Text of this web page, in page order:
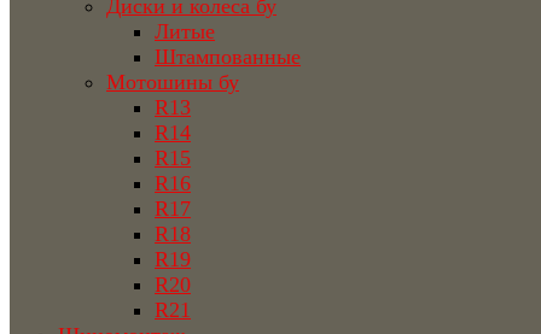
Диски и колеса бу
Литые
Штампованные
Мотошины бу
R13
R14
R15
R16
R17
R18
R19
R20
R21